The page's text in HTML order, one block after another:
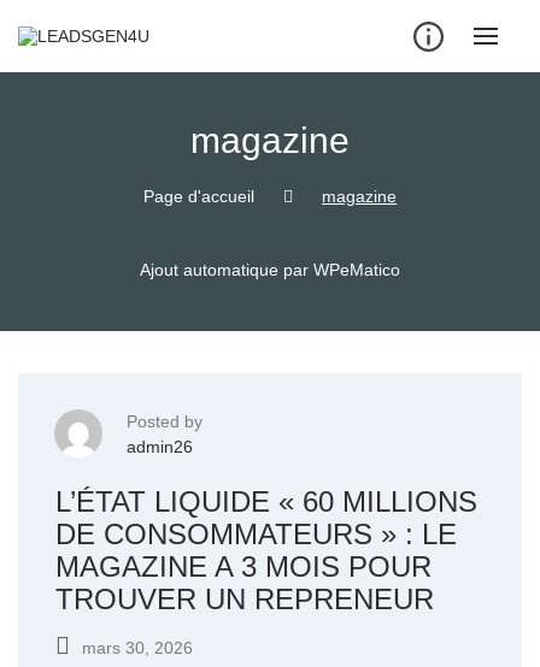
magazine
Page d'accueil magazine
Ajout automatique par WPeMatico
Posted by
admin26
L’ÉTAT LIQUIDE « 60 MILLIONS
DE CONSOMMATEURS » : LE
MAGAZINE A 3 MOIS POUR
TROUVER UN REPRENEUR
mars 30, 2026